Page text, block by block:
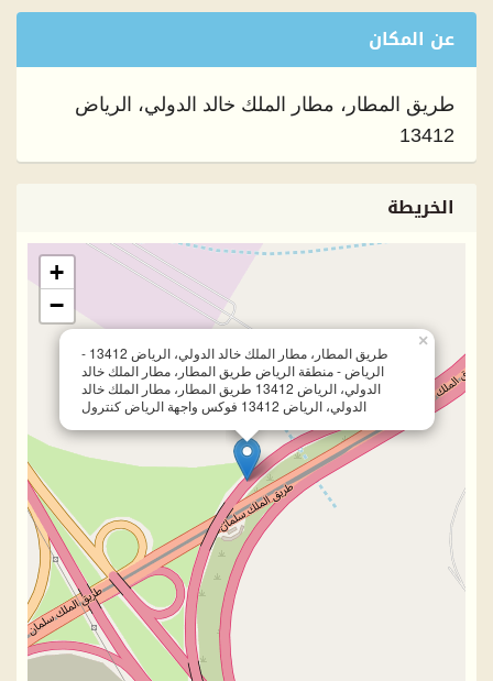
عن المكان
طريق المطار، مطار الملك خالد الدولي، الرياض
13412
الخريطة
طريق المطار، مطار الملك خالد الدولي، الرياض 13412 -
الرياض - منطقة الرياض طريق المطار، مطار الملك خالد
الدولي، الرياض 13412 طريق المطار، مطار الملك خالد
الدولي، الرياض 13412 فوكس واجهة الرياض كنترول
×
+
−